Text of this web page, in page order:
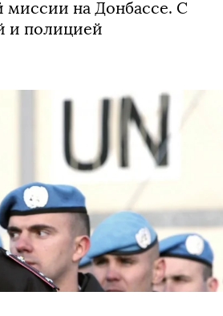
миссии на Донбассе. С
и полицией